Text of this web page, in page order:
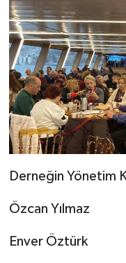
Derneğin Yönetim
Özcan Yılmaz
Enver Öztürk